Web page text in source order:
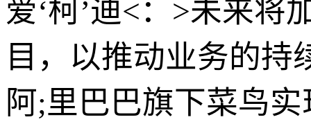
爱‘柯’迪<：>未来
目，以推动业务的持
阿;里巴巴旗下菜鸟